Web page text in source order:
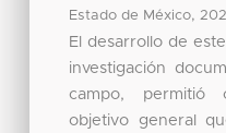
Estado de México,
El desarrollo de
investigación
campo, permitió
objetivo general